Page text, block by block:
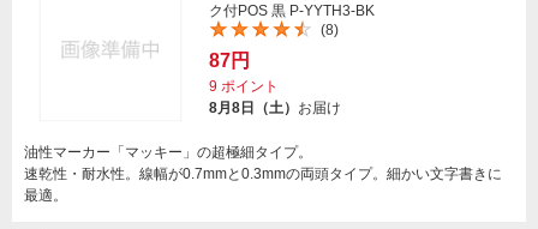
ク付POS 黒 P-YYTH3-BK
(8)
87円
9 ポイント
8月8日（土） お届け
油性マーカー「マッキー」の超極細タイプ。
速乾性・耐水性。線幅が0.7mmと0.3mmの両頭タイプ。細かい文字書きに
最適。